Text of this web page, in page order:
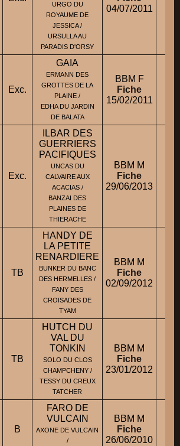
URGO DU
ROYAUME DE
JESSICA /
URSULLA AU
PARADIS D'ORSY
04/07/2011
Exc.
GAIA
ERMANN DES
GROTTES DE LA
PLAINE /
EDHA DU JARDIN
DE BALATA
BBM F
Fiche
15/02/2011
Exc.
ILBAR DES
GUERRIERS
PACIFIQUES
UNCAS DU
CALVAIRE AUX
ACACIAS /
BANZAI DES
PLAINES DE
THIERACHE
BBM M
Fiche
29/06/2013
TB
HANDY DE
LA PETITE
RENARDIERE
BUNKER DU BANC
DES HERMELLES /
FANY DES
CROISADES DE
TYAM
BBM M
Fiche
02/09/2012
TB
HUTCH DU
VAL DU
TONKIN
SOLO DU CLOS
CHAMPCHENY /
TESSY DU CREUX
TATCHER
BBM M
Fiche
23/01/2012
B
FARO DE
VULCAIN
AXONE DE VULCAIN
/
BBM M
Fiche
26/06/2010